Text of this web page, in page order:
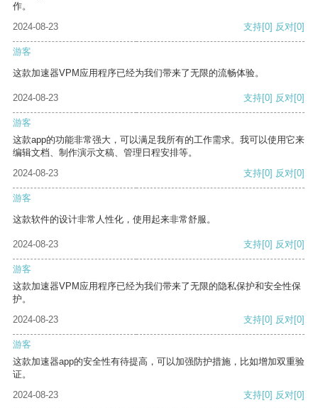
作。
2024-08-23
支持[0] 反对[0]
游客
这款加速器VPM应用程序已经为我们带来了无限的流畅体验。
2024-08-23 支持[0] 反对[0]
游客
这款app的功能非常强大，可以满足我所有的工作需求。我可以使用它来
编辑文档、制作演示文稿、管理日程安排等。
2024-08-23
支持[0] 反对[0]
游客
这款软件的设计非常人性化，使用起来非常舒服。
2024-08-23 支持[0] 反对[0]
游客
这款加速器VPM应用程序已经为我们带来了无限的隐私保护和安全性保
护。
2024-08-23
支持[0] 反对[0]
游客
这款加速器app的安全性有待提高，可以加强防护措施，比如增加双重验
证。
2024-08-23
支持[0] 反对[0]